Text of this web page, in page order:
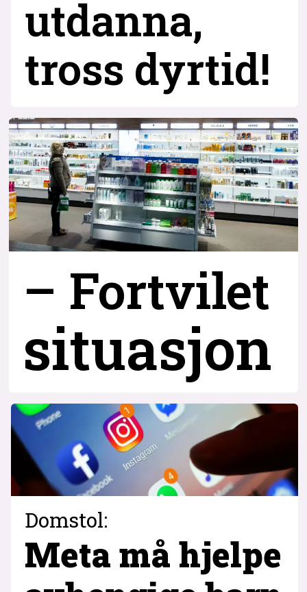
utdanna,
tross dyrtid!
– Fortvilet
situasjon
Domstol:
Meta må hjelpe